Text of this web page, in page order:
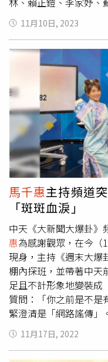
謝涵宇等共23位，進
有私服穿搭的另一面
露老公會特別和她同色
供）其中今年升格當
產後回歸就收到要拍
年公司拍形象照時已懷
年胖」，她也提到懷孕
公斤，不過因為剖腹產
動就已慢慢瘦回來。
搭配米色短裙，完美展
字腹肌，讓在場的工作
照挑選服裝一點也不馬
來要穿另一件寬鬆短版
看，叫我穿合身的衣服
外曝光老公對於服裝
年，老公還是很喜歡跟
得衣服顏色他剛好有，
滿可愛的」，談話間洋
《愛吃星球》大受好評
餐廳的開箱，面對即
「目前希望推出『母嬰
家。」集結中天所有主
桌曆」將在快點購電商
11月10日, 2023
馬千惠主持頻道
「斑斑血淚」
中天《大新聞大爆卦》
惠為感謝觀眾，在今（
現身，主持《週末大爆
棚內探班，並帶著中天
足且不計形象地變裝成
質問：「你之前是不是
緊澄清是「網路謠傳」
易，50萬訂閱大家可
斑血淚，我們在跟看
11月17日, 2022